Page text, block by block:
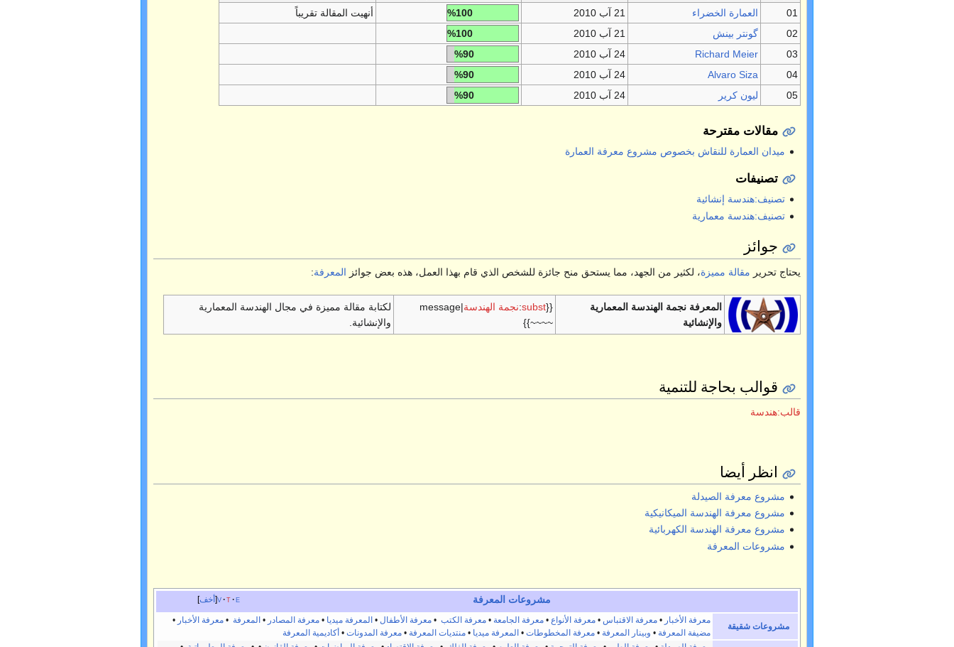
01
العمارة الخضراء 21 آب 2010 %100
أنهيت المقالة تقريباً
02
گونتر بينش 21 آب 2010
%100
03
Richard Meier 24 آب 2010
%90
04
Alvaro Siza 24 آب 2010
%90
05
ليون كرير 24 آب 2010 %90
مقالات مقترحة
ميدان العمارة للنقاش بخصوص مشروع معرفة العمارة
تصنيفات
تصنيف:هندسة إنشائية
تصنيف:هندسة معمارية
جوائز
يحتاج تحرير مقالة مميزة، لكثير من الجهد، مما يستحق منح جائزة للشخص الذي قام بهذا العمل، هذه بعض جوائز المعرفة:
المعرفة نجمة الهندسة المعمارية
والإنشائية
{{
subst
:نجمة الهندسة |message
~~~~}}
لكتابة مقالة مميزة في مجال الهندسة المعمارية
والإنشائية.
قوالب بحاجة للتنمية
قالب:هندسة
انظر أيضا
مشروع معرفة الصيدلة
مشروع معرفة الهندسة الميكانيكية
مشروع معرفة الهندسة الكهربائية
مشروعات المعرفة
أخف v t e مشروعات المعرفة
مشروعات شقيقة
معرفة الأخبار •معرفة الاقتباس •معرفة الأنواع •معرفة الجامعة •معرفة الكتب •معرفة الأطفال • المعرفة ميديا •معرفة المصادر • المعرفة •معرفة الأخبار •
مضيفة المعرفة • وبينار المعرفة •معرفة المخطوطات • المعرفة ميديا •منتديات المعرفة •معرفة المدونات • أكاديمية المعرفة